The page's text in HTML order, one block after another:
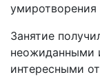
умиротворения
Занятие
неожиданными
интересными